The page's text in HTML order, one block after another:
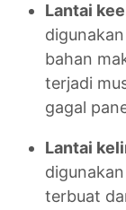
Lantai
bahan
terjadi
gagal
Lantai
terbuat